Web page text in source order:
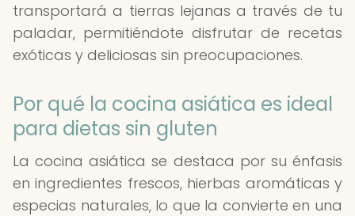
transportará a tierras lejanas a través de tu
paladar, permitiéndote disfrutar de recetas
exóticas y deliciosas sin preocupaciones.
Por qué la cocina asiática es ideal
para dietas sin gluten
La cocina asiática se destaca por su énfasis
en ingredientes frescos, hierbas aromáticas y
especias naturales, lo que la convierte en una